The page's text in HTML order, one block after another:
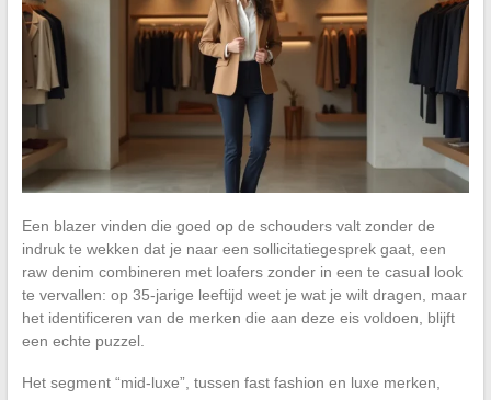
Een blazer vinden die goed op de schouders valt zonder de
indruk te wekken dat je naar een sollicitatiegesprek gaat, een
raw denim combineren met loafers zonder in een te casual look
te vervallen: op 35-jarige leeftijd weet je wat je wilt dragen, maar
het identificeren van de merken die aan deze eis voldoen, blijft
een echte puzzel.
Het segment “mid-luxe”, tussen fast fashion en luxe merken,